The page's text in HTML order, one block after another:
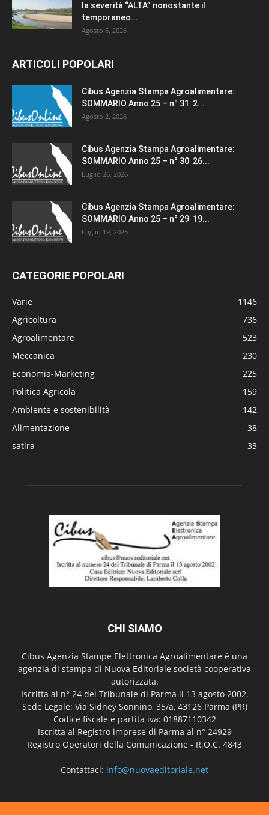
la severità “ALTA” nonostante il
temporaneo...
Agosto 6, 2026
ARTICOLI POPOLARI
Cibus Agenzia Stampa Agroalimentare:
SOMMARIO Anno 25 – n° 31 2...
Agosto 2, 2026
Cibus Agenzia Stampa Agroalimentare:
SOMMARIO Anno 25 – n° 30 26...
Luglio 26, 2026
Cibus Agenzia Stampa Agroalimentare:
SOMMARIO Anno 25 – n° 29 19...
Luglio 19, 2026
CATEGORIE POPOLARI
Varie
1146
Agricoltura
736
Agroalimentare
523
Meccanica
230
Economia-Marketing
225
Politica Agricola
159
Ambiente e sostenibilità
142
Alimentazione
38
satira
33
CHI SIAMO
Cibus Agenzia Stampe Elettronica Agroalimentare è una
agenzia di stampa di Nuova Editoriale società cooperativa
autorizzata.
Iscritta al n° 24 del Tribunale di Parma il 13 agosto 2002.
Sede Legale: Via Sidney Sonnino, 35/a, 43126 Parma (PR)
Codice fiscale e partita iva: 01887110342
Iscritta al Registro imprese di Parma al n° 24929
Registro Operatori della Comunicazione - R.O.C. 4843
Contattaci: info@nuovaeditoriale.net